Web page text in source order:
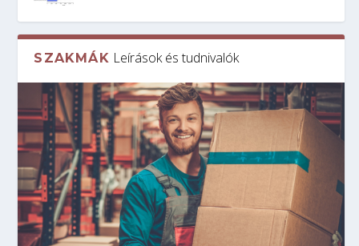
SZAKMÁK Leírások és tudnivalók